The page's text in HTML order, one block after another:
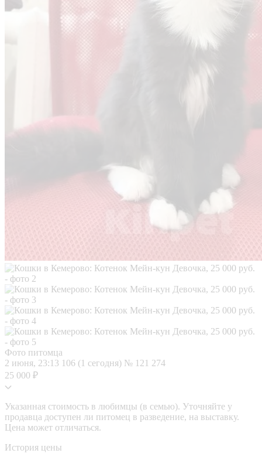
Фото питомца
2 июня, 23:13 106 (1 сегодня) № 121 274
25 000 ₽
Указанная стоимость в любимцы (в семью). Уточняйте у
продавца доступен ли питомец в разведение, на выставку.
Цена может отличаться.
История цены